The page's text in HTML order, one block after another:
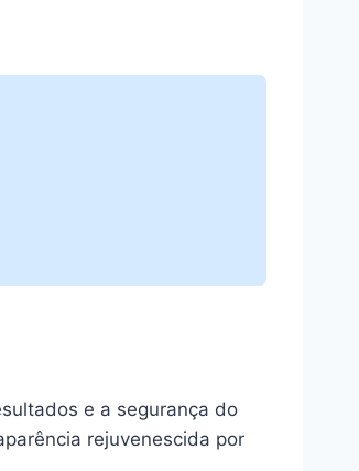
e a segurança do
rejuvenescida por